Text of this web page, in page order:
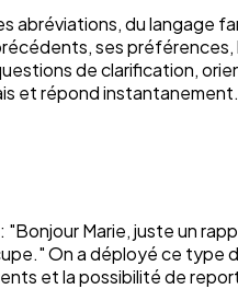
abréviations, du langage
ses
de clarification,
et répond instantanement.
Marie, juste un
On a déployé ce
et la possibilité de